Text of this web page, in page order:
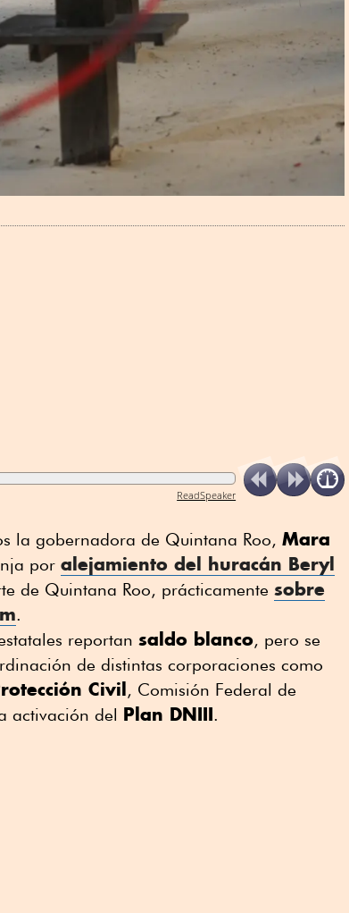
ReadSpeaker
la gobernadora de Quintana Roo, Mara
por alejamiento del huracán Beryl
de Quintana Roo, prácticamente sobre
.
reportan saldo blanco, pero se
de distintas corporaciones como
Civil, Comisión Federal de
activación del Plan DNIII.